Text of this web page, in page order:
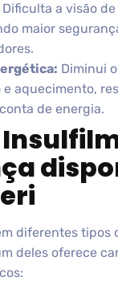
Dificulta a visão
maior
Diminui
aquecimento,
de energia.
diferentes tipos
deles oferece